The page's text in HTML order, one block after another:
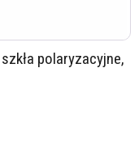
polaryzacyjne,